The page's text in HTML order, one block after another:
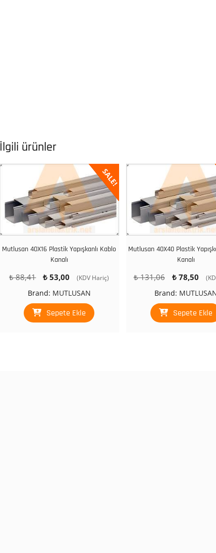
İlgili ürünler
SALE!
Mutlusan 40X16 Plastik Yapışkanlı Kablo
Kanalı
₺88,41
Orijinal
₺ 88,41.
₺ 53,00
Şu
fiyat:
₺ 53,00.
(KDV Hariç)
Brand: MUTLUSAN
Sepete Ekle
Mutlusan 40X40 Plastik
Kanalı
₺131,06
Orijinal
₺ 131,06.
₺78,50
Şu
₺
Brand:
Sepete Ekle